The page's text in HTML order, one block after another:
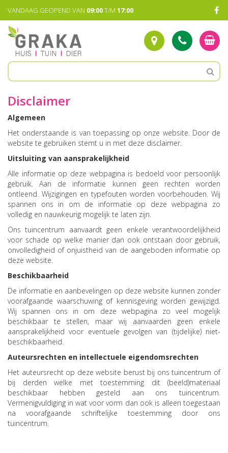
VANDAAG GEOPEND VAN 09:00T/M 17:00
Disclaimer
Algemeen
Het onderstaande is van toepassing op onze website. Door de
website te gebruiken stemt u in met deze disclaimer.
Uitsluiting van aansprakelijkheid
Alle informatie op deze webpagina is bedoeld voor persoonlijk
gebruik. Aan de informatie kunnen geen rechten worden
ontleend. Wijzigingen en typefouten worden voorbehouden. Wij
spannen ons in om de informatie op deze webpagina zo
volledig en nauwkeurig mogelijk te laten zijn.
Ons tuincentrum aanvaardt geen enkele verantwoordelijkheid
voor schade op welke manier dan ook ontstaan door gebruik,
onvolledigheid of onjuistheid van de aangeboden informatie op
deze website.
Beschikbaarheid
De informatie en aanbevelingen op deze website kunnen zonder
voorafgaande waarschuwing of kennisgeving worden gewijzigd.
Wij spannen ons in om deze webpagina zo veel mogelijk
beschikbaar te stellen, maar wij aanvaarden geen enkele
aansprakelijkheid voor eventuele gevolgen van (tijdelijke) niet-
beschikbaarheid.
Auteursrechten en intellectuele eigendomsrechten
Het auteursrecht op deze website berust bij ons tuincentrum of
bij derden welke met toestemming dit (beeld)materiaal
beschikbaar hebben gesteld aan ons tuincentrum.
Vermenigvuldiging in wat voor vorm dan ook is alleen toegestaan
na voorafgaande schriftelijke toestemming door ons
tuincentrum.